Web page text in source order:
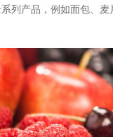
列产品，例如面包、